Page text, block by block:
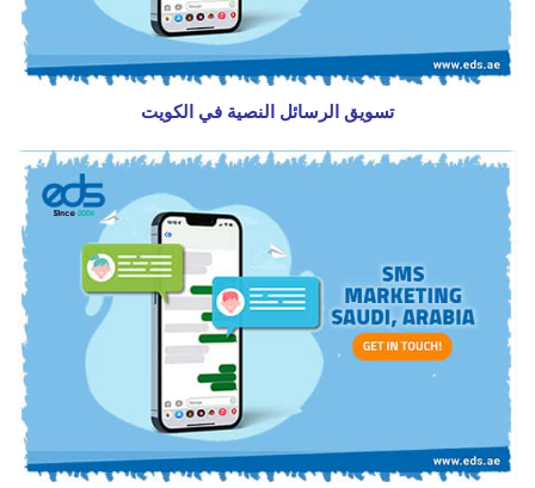
تسويق الرسائل النصية في الكويت